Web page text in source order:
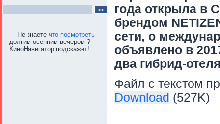
Не знаете что посмотреть
долгим осенним вечером ?
КиноНавигатор подскажет!
года открыла в
брендом
сети, о
объявлено в
два гибрид-
Файл с текстом
Download (527K)